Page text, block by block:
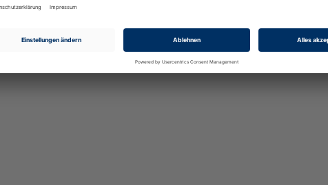
Nagetiere suchen ein Zuhause!